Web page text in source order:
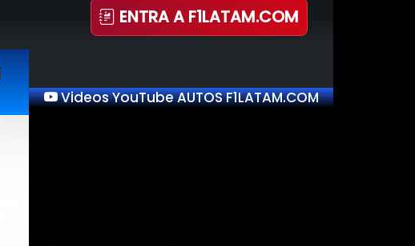
ENTRA A F1LATAM.COM
Videos YouTube AUTOS F1LATAM.COM